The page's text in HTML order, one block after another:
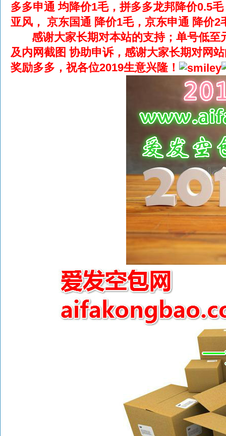
多多申通 均降价1毛，拼多多龙邦降价0.5
亚风， 京东国通 降价1毛，京东申通 降价2
感谢大家长期对本站的支持； 单号低至
及内网截图 协助申诉，感谢大家长期对网
奖励多多，祝各位2019生意兴隆！